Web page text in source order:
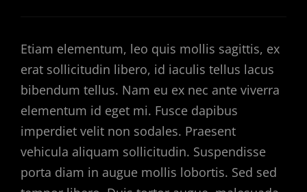
Etiam elementum, leo quis mollis sagittis, ex
erat sollicitudin libero, id iaculis tellus lacus
bibendum tellus. Nam eu ex nec ante viverra
elementum id eget mi. Fusce dapibus
imperdiet velit non sodales. Praesent
vehicula aliquam sollicitudin. Suspendisse
porta diam in augue mollis lobortis. Sed sed